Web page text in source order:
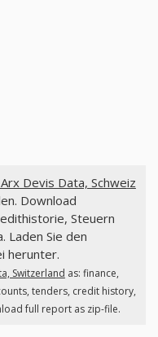
Devis Data, Schweiz
Download
Steuern
Laden Sie den
herunter.
Switzerland as: finance,
tenders, credit history,
full report as zip-file.